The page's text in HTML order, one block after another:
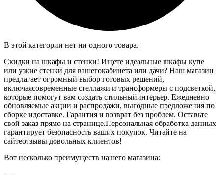
В этой категории нет ни одного товара.
Скидки на шкафы и стенки! Ищете идеальные шкафы купе
или узкие стенки для вашегокабинета или дачи? Наш магазин
предлагает огромный выбор готовых решений,
включаясовременные стеллажи и трансформеры с подсветкой,
которые помогут вам создать стильныйинтерьер. Ежедневно
обновляемые акции и распродажи, выгодные предложения по
сборке идоставке. Гарантия и возврат без проблем. Оставьте
свой заказ прямо на странице.Персональная обработка данных
гарантирует безопасность ваших покупок. Читайте на
сайтеотзывы довольных клиентов!
Вот несколько преимуществ нашего магазина: